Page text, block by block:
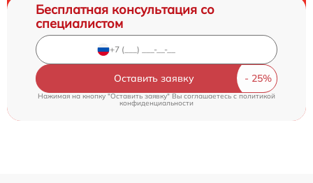
Бесплатная консультация со
специалистом
Оставить заявку
Нажимая на кнопку "Оставить заявку" Вы соглашаетесь cполитикой
конфиденциальности